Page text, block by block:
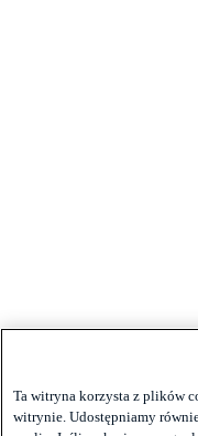
Ta witryna korzysta z plików
witrynie. Udostępniamy